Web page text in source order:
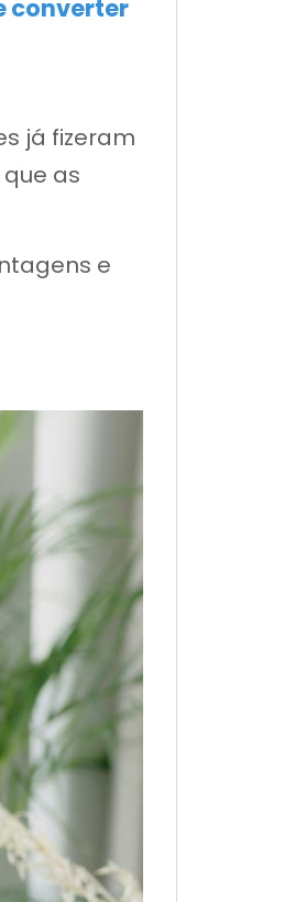
converter
já fizeram
as
e